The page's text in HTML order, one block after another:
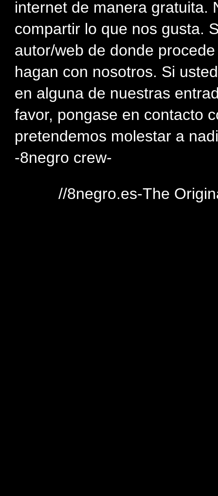
internet de manera gratuita.
compartir lo que nos gusta.
autor/web de donde
hagan con nosotros. Si
en alguna de nuestras
favor, pongase en contacto
pretendemos molestar a
-8negro crew-
//8negro.es-The